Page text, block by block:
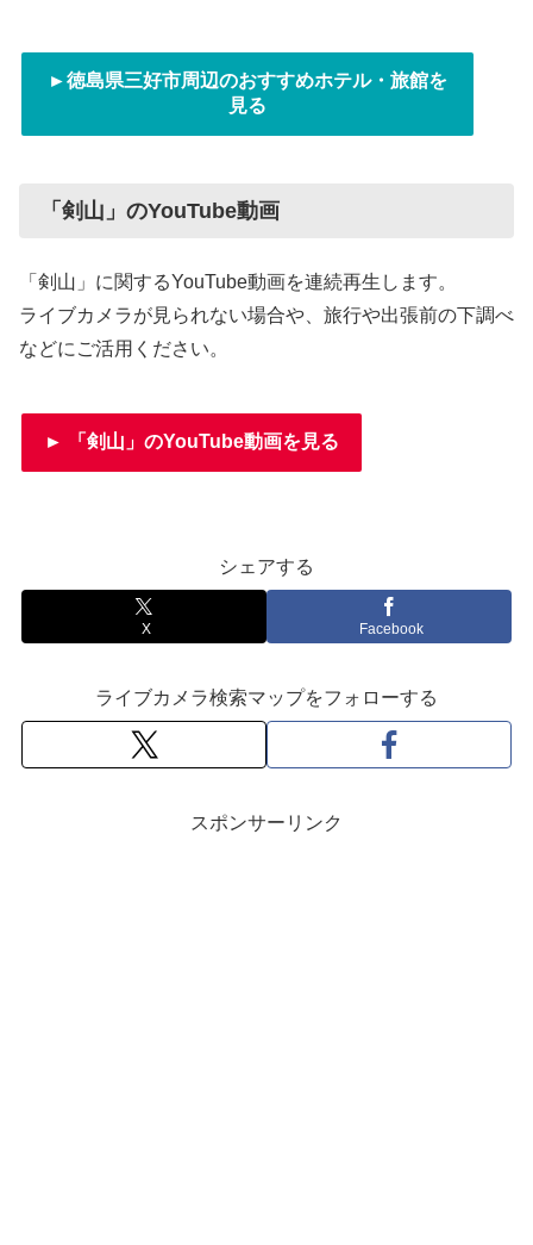
►徳島県三好市周辺のおすすめホテル・旅館を
見る
「剣山」のYouTube動画
「剣山」に関するYouTube動画を連続再生します。
ライブカメラが見られない場合や、旅行や出張前の下調べ
などにご活用ください。
► 「剣山」のYouTube動画を見る
シェアする
X Facebook
ライブカメラ検索マップをフォローする
スポンサーリンク